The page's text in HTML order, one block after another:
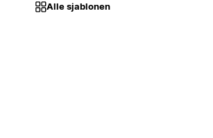
Alle sjablonen